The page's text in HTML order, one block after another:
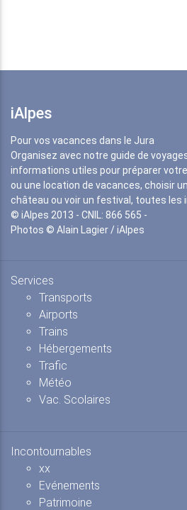
iAlpes
Pour vos vacances dans le Jura
Organisez avec notre guide de
informations utiles pour préparer
ou une location de vacances, choisir
château ou voir un festival, toutes les
© iAlpes 2013 - CNIL: 866 565 -
Photos © Alain Lagier / iAlpes
Services
Transports
Airports
Trains
Hébergements
Trafic
Météo
Vac. Scolaires
Incontournables
xx
Evénements
Patrimoine